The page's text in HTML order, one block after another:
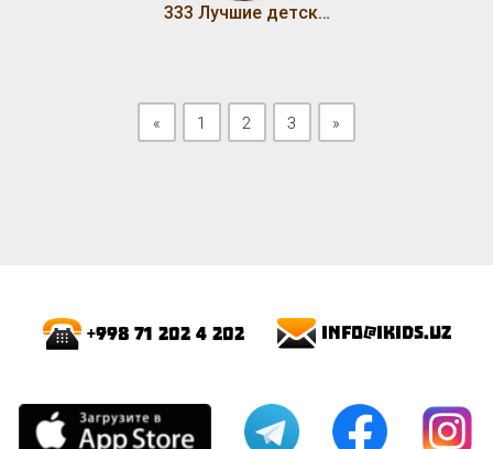
333 Лучшие детские песни (Том 12)
« Previous
1 2 3 »
+998 71 202 4 202 info@ikids.uz